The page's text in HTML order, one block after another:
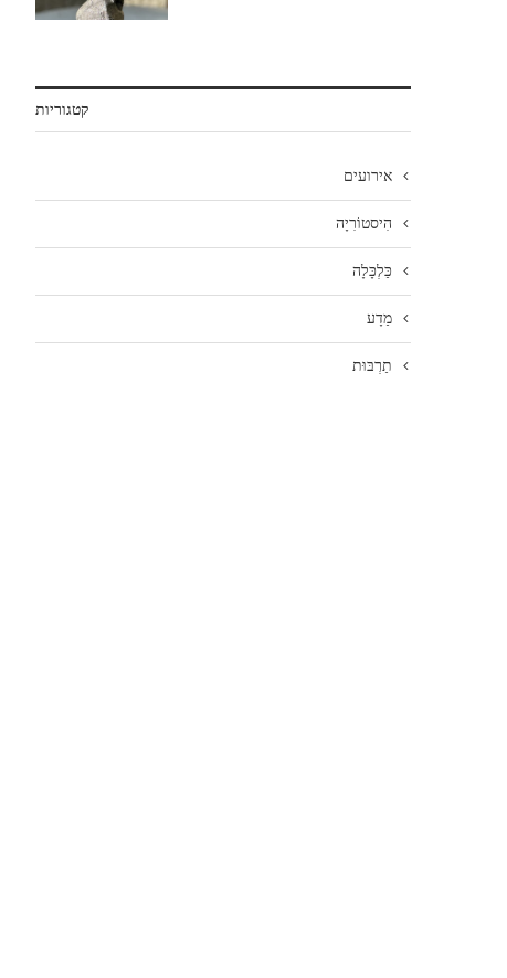
קטגוריות
אירועים
הִיסטוֹרִיָה
כַּלְכָּלָה
מַדָע
תַרְבּוּת